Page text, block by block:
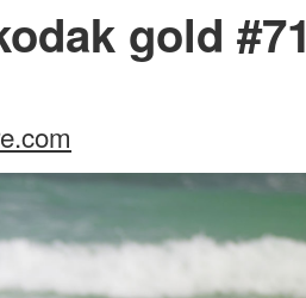
gold #71